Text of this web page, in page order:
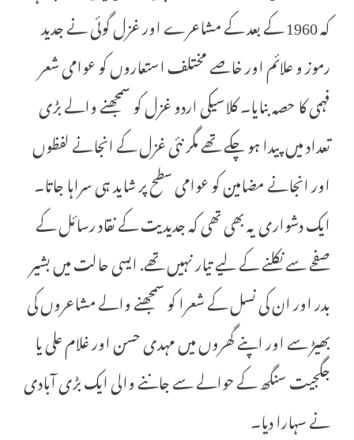
کہ 1960 کے بعد کے مشاعرے اور غزل گوئی نے جدید
رموز و علائم اور خاصے مختلف استعاروں کو عوامی شعر
فہمی کا حصہ بنایا۔ کلاسیکی اردو غزل کو سمجھنے والے بڑی
تعداد میں پیدا ہو چکے تھے مگر نئی غزل کے انجانے لفظوں
اور انجانے مضامین کو عوامی سطح پر شاید ہی سراہا جاتا۔
ایک دشواری یہ بھی تھی کہ جدیدیت کے نقاد رسائل کے
صفحے سے نکلنے کے لیے تیار نہیں تھے. ایسی حالت میں بشیر
بدر اور ان کی نسل کے شعرا کو سمجھنے والے مشاعروں کی
بھیڑ سے اور اپنے گھروں میں مہدی حسن اور غلام علی یا
جگجیت سنگھ کے حوالے سے جاننے والی ایک بڑی آبادی
نے سہارا دیا۔